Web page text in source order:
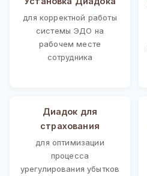
для корректной работы
системы ЭДО на
рабочем месте
сотрудника
Диадок для
страхования
для оптимизации
процесса
урегулирования убытков